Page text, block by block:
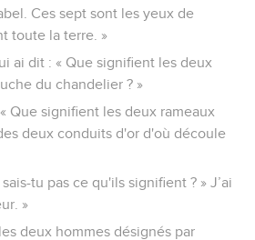
Ces sept sont les yeux de
toute la terre. »
ai dit : « Que signifient les deux
du chandelier ? »
Que signifient les deux rameaux
deux conduits d'or d'où découle
tu pas ce qu'ils signifient ? » J’ai
»
deux hommes désignés par